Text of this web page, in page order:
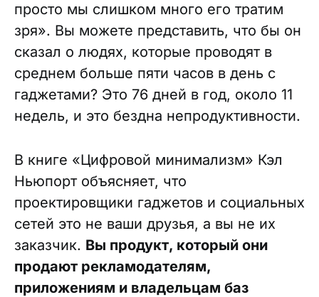
просто мы слишком много его тратим
зря». Вы можете представить, что бы он
сказал о людях, которые проводят в
среднем больше пяти часов в день с
гаджетами? Это 76 дней в год, около 11
недель, и это бездна непродуктивности.
В книге «Цифровой минимализм» Кэл
Ньюпорт объясняет, что
проектировщики гаджетов и социальных
сетей это не ваши друзья, а вы не их
заказчик. Вы продукт, который они
продают рекламодателям,
приложениям и владельцам баз